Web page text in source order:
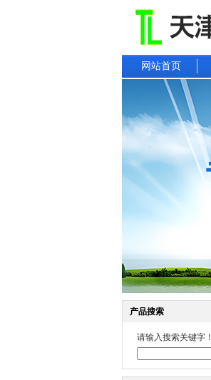
网站首页
产品搜索
请输入搜索关键字！